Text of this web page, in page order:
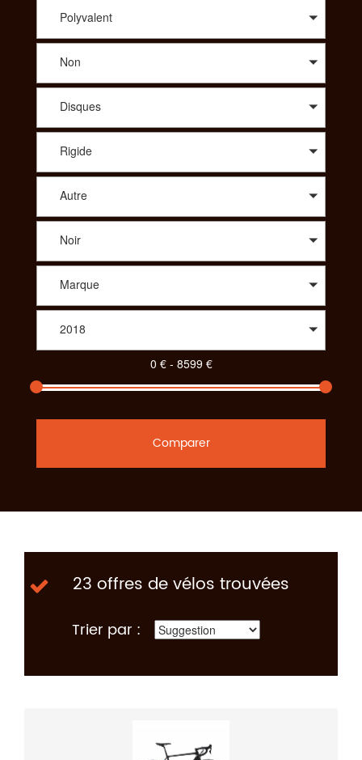
vous propose le meilleur prix. A travers une large sélection de
Terrains : all-mountain, enduro, descente/freeride, fat, dirt. Afin
de vous proposer les meilleurs produits spécialisés vous
pourrez aussi choisir le vélo idéal dans des gammes comme le
Trekking : VTC, Rando/voyage, vélo couché ou bien même
parmi un choix de tandem, de BMX, des vélos pliants, des
vélos de ville ou encore des draisiennes. Pour votre enfant
aussi vous aurez le choix parmi une diversité de vélos. Pour
consulter et trouver le vélo parfait pour votre pratique,
SportAdvice propose différents critères à sélectionner pour
Polyvalent
Non
Disques
Rigide
Autre
Noir
Marque
2018
Comparer
23 offres de vélos trouvées
Trier par :